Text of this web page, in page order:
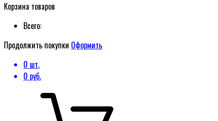
Корзина товаров
Всего:
Продолжить покупки Оформить
0 шт.
0 руб.